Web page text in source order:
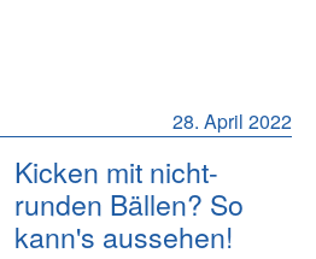
28. April 2022
Kicken mit nicht-
runden Bällen? So
kann's aussehen!